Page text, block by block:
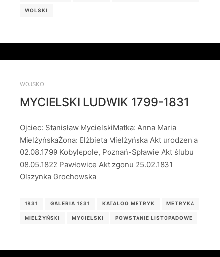
WOLSKI
WOJSKO
MYCIELSKI LUDWIK 1799-1831
Ojciec: Stanisław MycielskiMatka: Anna Maria
MielżyńskaŻona: Elżbieta Mielżyńska Akt urodzenia
02.08.1799 Kobylepole, Poznań-Spławie Akt ślubu
08.05.1822 Pawłowice Akt zgonu 25.02.1831
Olszynka Grochowska
1831 GALERIA 1831 KATALOG METRYK METRYKA
MIELŻYŃSKI MYCIELSKI POWSTANIE LISTOPADOWE